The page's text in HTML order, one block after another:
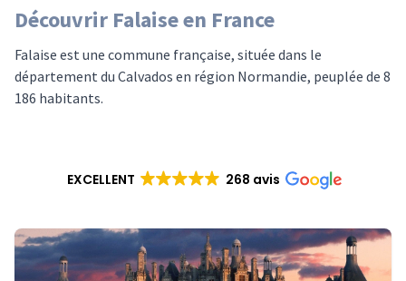
Découvrir Falaise en France
Falaise est une commune française, située dans le
département du Calvados en région Normandie, peuplée de 8
186 habitants.
EXCELLENT 268 avis